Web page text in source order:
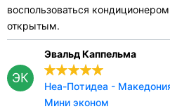
воспользоваться
открытым.
ЭК
Эвальд Каппельма
Неа-Потидеа -
Мини эконом